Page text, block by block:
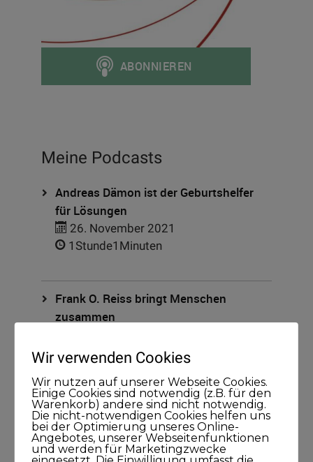
Meine Podcasts
Andreas Dämon ist der Geburtshelfer
für Lösungen
26. November 2021
1Stunde1Minuten
Frank O. Reiss bringt Menschen
zusammen
43Minuten
Larissa Wasserthal sagt: Alles beginnt
bei Dir selbst
15. April 2021
45Minuten
Wir verwenden Cookies
Wir nutzen auf unserer Webseite Cookies.
Einige Cookies sind notwendig (z.B. für den
Warenkorb) andere sind nicht notwendig.
Die nicht-notwendigen Cookies helfen uns
bei der Optimierung unseres Online-
Angebotes, unserer Webseitenfunktionen
und werden für Marketingzwecke